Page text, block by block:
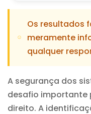
Os resultados
meramente
qualquer
A segurança dos
desafio importante
direito. A